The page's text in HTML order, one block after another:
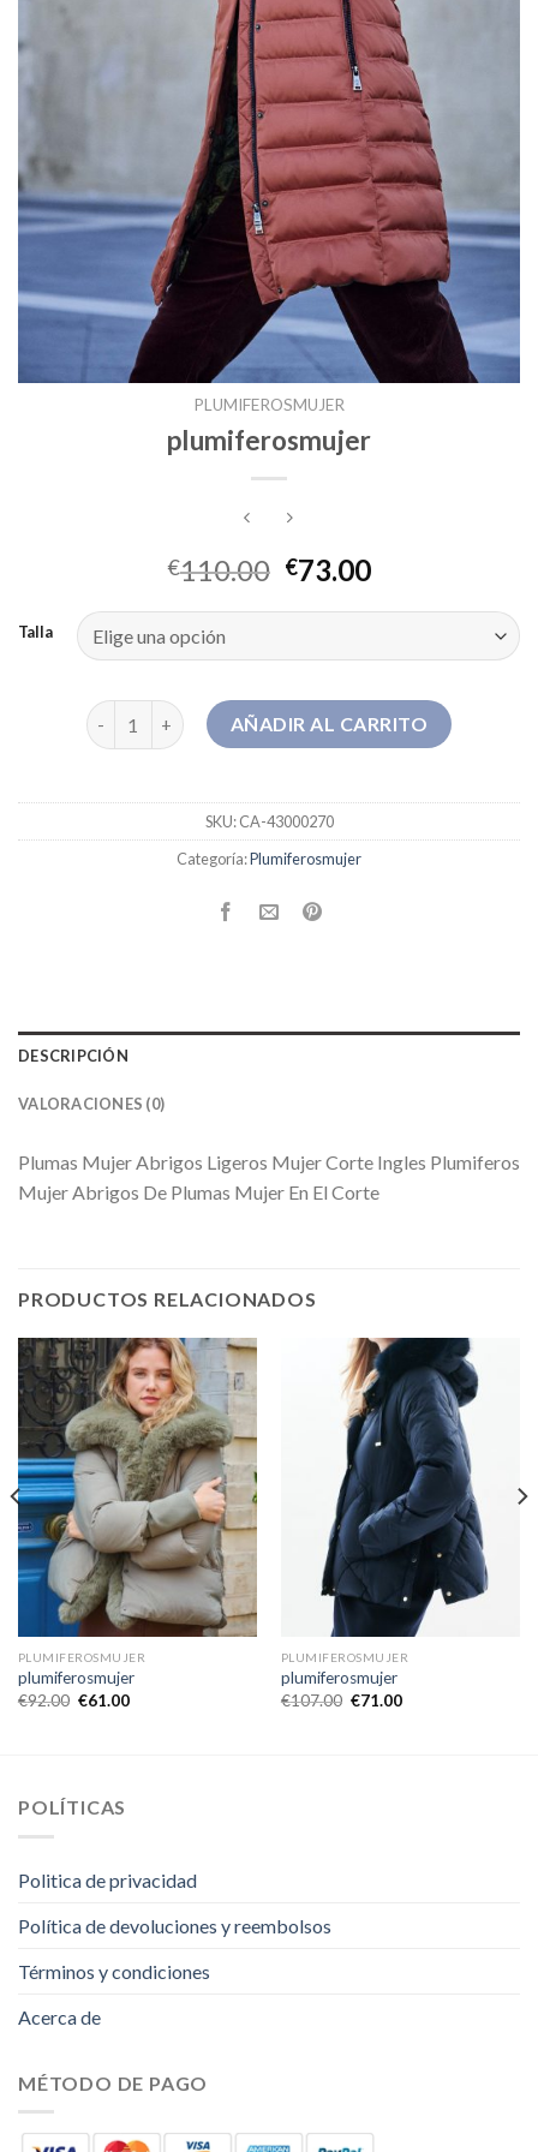
PLUMIFEROSMUJER
plumiferosmujer
€110.00 €73.00
Talla
plumiferosmujer cantidadAÑADIR AL CARRITO
SKU:CA-43000270
Categoría:Plumiferosmujer
DESCRIPCIÓN
VALORACIONES (0)
Plumas Mujer Abrigos Ligeros Mujer Corte Ingles Plumiferos
Mujer Abrigos De Plumas Mujer En El Corte
PRODUCTOS RELACIONADOS
PLUMIFEROSMUJER
plumiferosmujer
€92.00 €61.00
PLUMIFEROSMUJER
plumiferosmujer
€107.00 €71.00
POLÍTICAS
Politica de privacidad
Política de devoluciones y reembolsos
Términos y condiciones
Acerca de
MÉTODO DE PAGO